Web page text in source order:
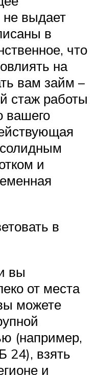
выдает
в
что
на
вам займ –
стаж работы
вашего
и
в
вы
от места
можете
(например,
24), взять
и